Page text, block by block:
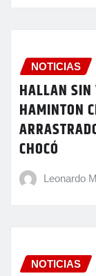
NOTICIAS
HALLAN SIN
HAMINTON
CHOCÓ
Leonardo
NOTICIAS